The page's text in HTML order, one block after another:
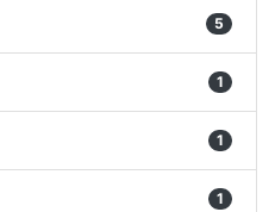
5
1
1
1